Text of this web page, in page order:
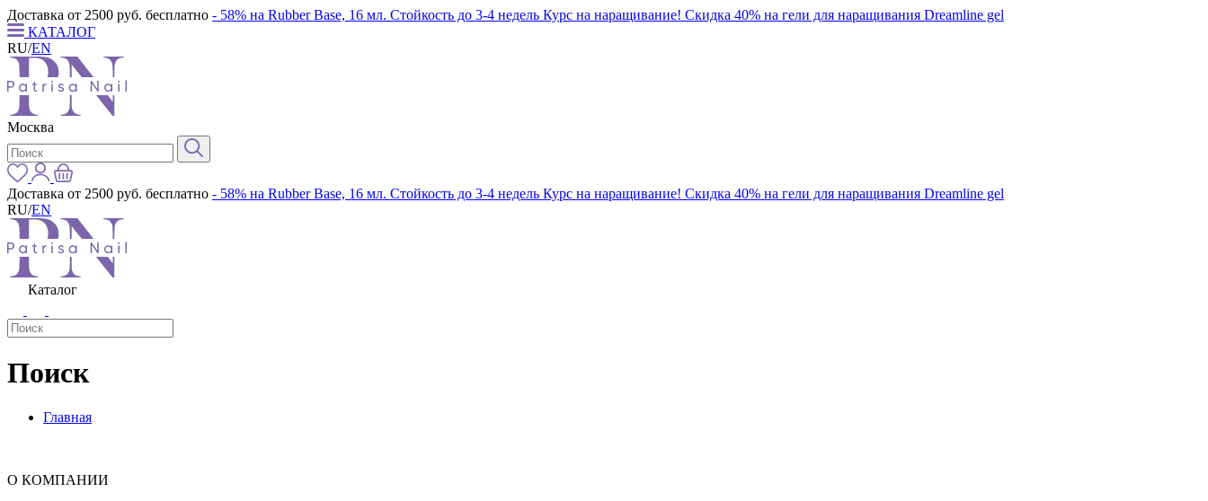
Доставка от 2500 руб. бесплатно - 58% на Rubber Base, 16 мл. Стойкость до 3-4 недель Курс на наращивание! Скидка 40% на гели для наращивания Dreamline gel
КАТАЛОГ
RU/EN
Москва
Доставка от 2500 руб. бесплатно - 58% на Rubber Base, 16 мл. Стойкость до 3-4 недель Курс на наращивание! Скидка 40% на гели для наращивания Dreamline gel
RU/EN
Каталог
Поиск
Главная
О КОМПАНИИ